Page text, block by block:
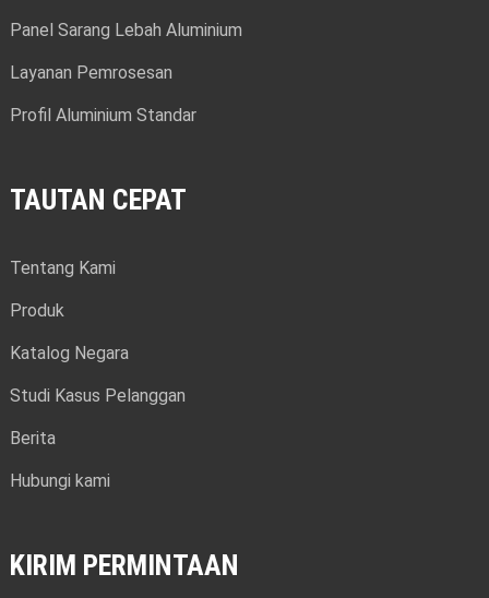
Panel Sarang Lebah Aluminium
Layanan Pemrosesan
Profil Aluminium Standar
TAUTAN CEPAT
Tentang Kami
Produk
Katalog Negara
Studi Kasus Pelanggan
Berita
Hubungi kami
KIRIM PERMINTAAN